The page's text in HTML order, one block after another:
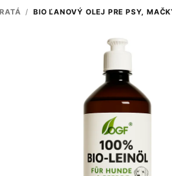
/ BIO ĽANOVÝ OLEJ PRE PSY,